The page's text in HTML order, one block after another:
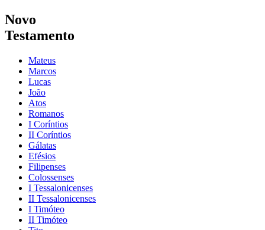
Novo
Testamento
Mateus
Marcos
Lucas
João
Atos
Romanos
I Coríntios
II Coríntios
Gálatas
Efésios
Filipenses
Colossenses
I Tessalonicenses
II Tessalonicenses
I Timóteo
II Timóteo